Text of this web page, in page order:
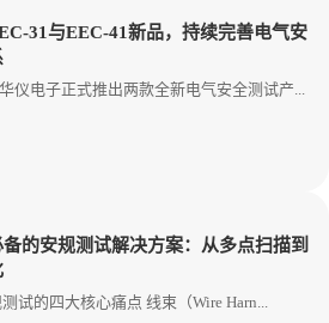
31与EEC-41新品，持续完善电气安
仪电子正式推出两款全新电气安全测试产...
的安规测试解决方案：从多点扫描到
试的四大核心痛点 线束（Wire Harn...